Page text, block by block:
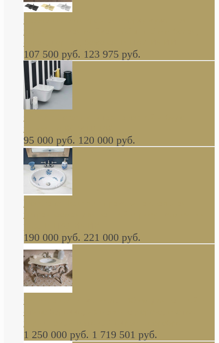
керамическая мойка 1160 x 510 мм белая,
серая, черная, бежевая В НАЛИЧИИ
107 500 руб. 123 975 руб.
навесное КОМПЛЕКТ
95 000 руб. 120 000 руб.
Decorated Bathroom раковина овальная
встраиваемая для ванной с рисунком синяя
роза В НАЛИЧИИ
190 000 руб. 221 000 руб.
стиле барокко, из массива дерева, светло
коричневый матовый окрас + серебро
1 250 000 руб. 1 719 501 руб.